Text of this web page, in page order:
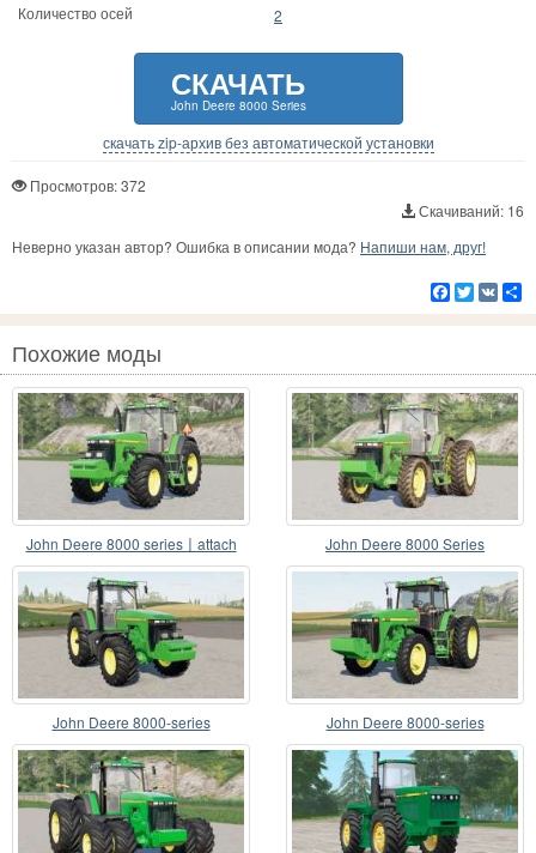
Количество осей
2
СКАЧАТЬ
John Deere 8000 Series
скачать zip-архив без автоматической установки
Просмотров: 372
Скачиваний: 16
Неверно указан автор? Ошибка в описании мода? Напиши нам, друг!
Facebook
Twitter
VK
Похожие моды
John Deere 8000 series〡attach
configurations
John Deere 8000 Series
John Deere 8000-series John Deere 8000-series